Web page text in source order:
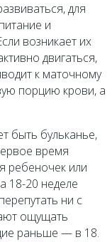
для
и
возникает их
двигаться,
к маточному
порцию крови, а
быть бульканье,
время
ребеночек или
18-20 неделе
ни с
ощущать
раньше — в 18.